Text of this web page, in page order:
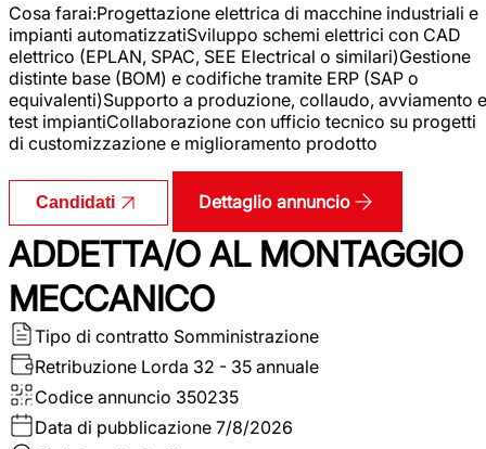
Cosa farai:Progettazione elettrica di macchine industriali e
impianti automatizzatiSviluppo schemi elettrici con CAD
elettrico (EPLAN, SPAC, SEE Electrical o similari)Gestione
distinte base (BOM) e codifiche tramite ERP (SAP o
equivalenti)Supporto a produzione, collaudo, avviamento e
test impiantiCollaborazione con ufficio tecnico su progetti
di customizzazione e miglioramento prodotto
Candidati Dettaglio annuncio
ADDETTA/O AL MONTAGGIO
MECCANICO
Tipo di contratto Somministrazione
Retribuzione Lorda 32 - 35 annuale
Codice annuncio 350235
Data di pubblicazione 7/8/2026